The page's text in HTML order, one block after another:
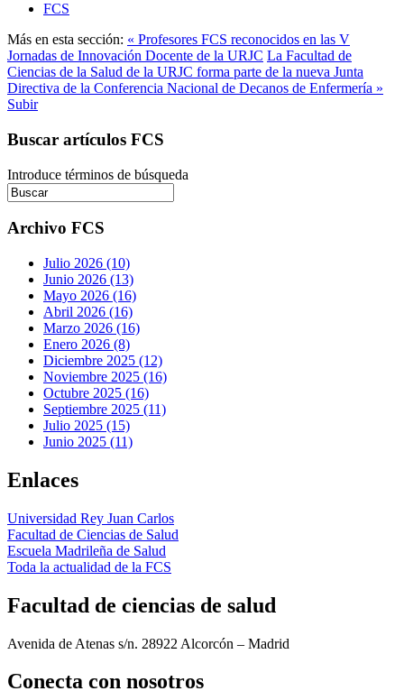
FCS
Más en esta sección: « Profesores FCS reconocidos en las V
Jornadas de Innovación Docente de la URJC La Facultad de
Ciencias de la Salud de la URJC forma parte de la nueva Junta
Directiva de la Conferencia Nacional de Decanos de Enfermería »
Subir
Buscar artículos FCS
Introduce términos de búsqueda
Archivo FCS
Julio 2026 (10)
Junio 2026 (13)
Mayo 2026 (16)
Abril 2026 (16)
Marzo 2026 (16)
Enero 2026 (8)
Diciembre 2025 (12)
Noviembre 2025 (16)
Octubre 2025 (16)
Septiembre 2025 (11)
Julio 2025 (15)
Junio 2025 (11)
Enlaces
Universidad Rey Juan Carlos
Facultad de Ciencias de Salud
Escuela Madrileña de Salud
Toda la actualidad de la FCS
Facultad de ciencias de salud
Avenida de Atenas s/n. 28922 Alcorcón – Madrid
Conecta con nosotros